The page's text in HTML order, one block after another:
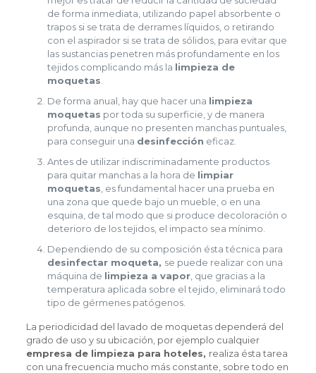
de forma inmediata, utilizando papel absorbente o
trapos si se trata de derrames líquidos, o retirando
con el aspirador si se trata de sólidos, para evitar que
las sustancias penetren más profundamente en los
tejidos complicando más la limpieza de
moquetas
De forma anual, hay que hacer una limpieza
moquetas por toda su superficie, y de manera
profunda, aunque no presenten manchas puntuales,
para conseguir una desinfección eficaz.
Antes de utilizar indiscriminadamente productos
para quitar manchas a la hora de limpiar
moquetas , es fundamental hacer una prueba en
una zona que quede bajo un mueble, o en una
esquina, de tal modo que si produce decoloración o
deterioro de los tejidos, el impacto sea mínimo.
Dependiendo de su composición ésta técnica para
desinfectar moqueta, se puede realizar con una
máquina de limpieza a vapor, que gracias a la
temperatura aplicada sobre el tejido, eliminará todo
tipo de gérmenes patógenos.
La periodicidad del lavado de moquetas dependerá del
grado de uso y su ubicación, por ejemplo cualquier
empresa de limpieza para hoteles, realiza ésta tarea
con una frecuencia mucho más constante, sobre todo en